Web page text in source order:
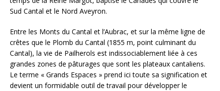
Sud Cantal et le Nord Aveyron.
Entre les Monts du Cantal et l’Aubrac, et sur la même ligne de
crêtes que le Plomb du Cantal (1855 m, point culminant du
Cantal), la vie de Pailherols est indissociablement liée à ces
grandes zones de pâturages que sont les plateaux cantaliens.
Le terme « Grands Espaces » prend ici toute sa signification et
devient un formidable outil de travail pour développer le